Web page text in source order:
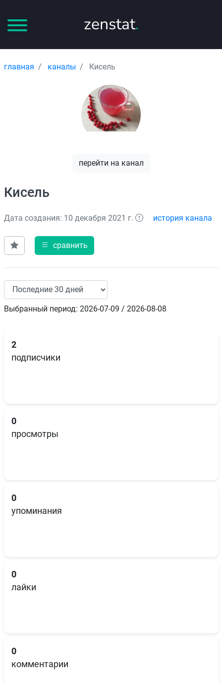
zenstat.
главная каналы Кисель
перейти на канал
Кисель
Дата создания: 10 декабря 2021 г. история канала
сравнить
Выбранный период: 2026-07-09 / 2026-08-08
2
подписчики
0
просмотры
0
упоминания
0
лайки
0
комментарии